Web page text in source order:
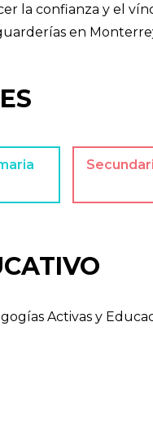
la confianza y el
en
Activas y